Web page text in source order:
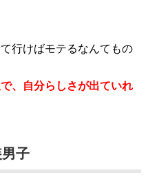
行けばモテるなんてもの
、自分らしさが出ていれ
子